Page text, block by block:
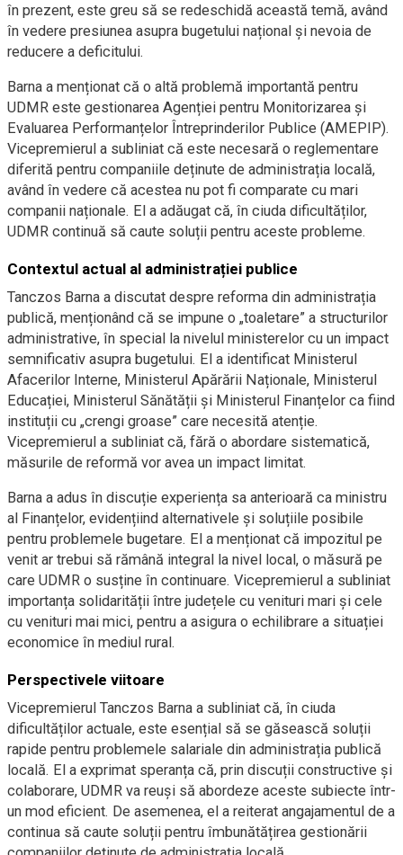
în prezent, este greu să se redeschidă această temă, având
în vedere presiunea asupra bugetului național și nevoia de
reducere a deficitului.
Barna a menționat că o altă problemă importantă pentru
UDMR este gestionarea Agenției pentru Monitorizarea și
Evaluarea Performanțelor Întreprinderilor Publice (AMEPIP).
Vicepremierul a subliniat că este necesară o reglementare
diferită pentru companiile deținute de administrația locală,
având în vedere că acestea nu pot fi comparate cu mari
companii naționale. El a adăugat că, în ciuda dificultăților,
UDMR continuă să caute soluții pentru aceste probleme.
Contextul actual al administrației publice
Tanczos Barna a discutat despre reforma din administrația
publică, menționând că se impune o „toaletare” a structurilor
administrative, în special la nivelul ministerelor cu un impact
semnificativ asupra bugetului. El a identificat Ministerul
Afacerilor Interne, Ministerul Apărării Naționale, Ministerul
Educației, Ministerul Sănătății și Ministerul Finanțelor ca fiind
instituții cu „crengi groase” care necesită atenție.
Vicepremierul a subliniat că, fără o abordare sistematică,
măsurile de reformă vor avea un impact limitat.
Barna a adus în discuție experiența sa anterioară ca ministru
al Finanțelor, evidențiind alternativele și soluțiile posibile
pentru problemele bugetare. El a menționat că impozitul pe
venit ar trebui să rămână integral la nivel local, o măsură pe
care UDMR o susține în continuare. Vicepremierul a subliniat
importanța solidarității între județele cu venituri mari și cele
cu venituri mai mici, pentru a asigura o echilibrare a situației
economice în mediul rural.
Perspectivele viitoare
Vicepremierul Tanczos Barna a subliniat că, în ciuda
dificultăților actuale, este esențial să se găsească soluții
rapide pentru problemele salariale din administrația publică
locală. El a exprimat speranța că, prin discuții constructive și
colaborare, UDMR va reuși să abordeze aceste subiecte într-
un mod eficient. De asemenea, el a reiterat angajamentul de a
continua să caute soluții pentru îmbunătățirea gestionării